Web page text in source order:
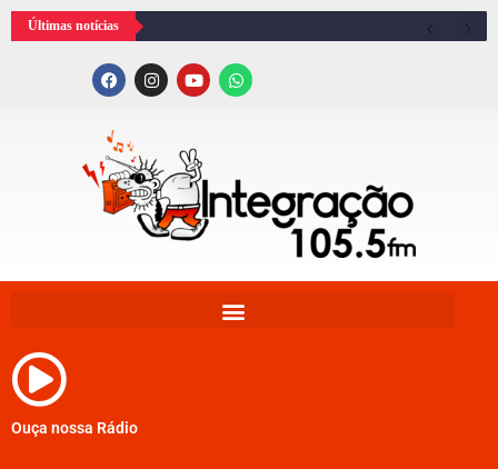
Últimas notícias
Ouça nossa Rádio